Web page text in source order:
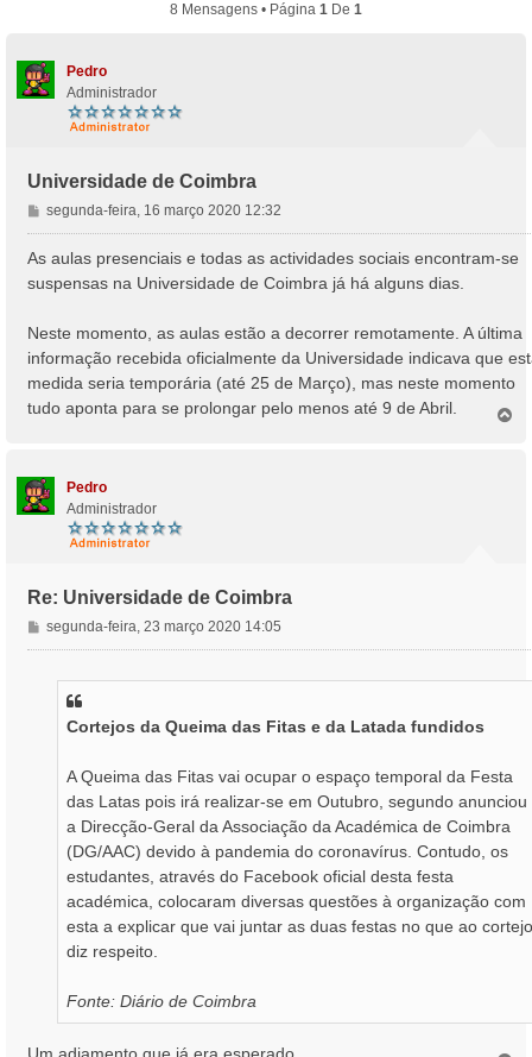
8 Mensagens • Página 1 De 1
Pedro
Administrador
Universidade de Coimbra
M
e
n
e
m
segunda-feira, 16 março 2020 12:32
As aulas presenciais e todas as actividades sociais encontram-se
suspensas na Universidade de Coimbra já há alguns dias.
Neste momento, as aulas estão a decorrer remotamente. A última
informação recebida oficialmente da Universidade indicava que
medida seria temporária (até 25 de Março), mas neste momento
tudo aponta para se prolongar pelo menos até 9 de Abril.
Pedro
Administrador
Re: Universidade de Coimbra
M
e
segunda-feira, 23 março 2020 14:05
Cortejos da Queima das Fitas e da Latada fundidos
A Queima das Fitas vai ocupar o espaço temporal da Festa
das Latas pois irá realizar-se em Outubro, segundo anunciou
a Direcção-Geral da Associação da Académica de Coimbra
(DG/AAC) devido à pandemia do coronavírus. Contudo, os
estudantes, através do Facebook oficial desta festa
académica, colocaram diversas questões à organização com
esta a explicar que vai juntar as duas festas no que ao cortejo
diz respeito.
Fonte: Diário de Coimbra